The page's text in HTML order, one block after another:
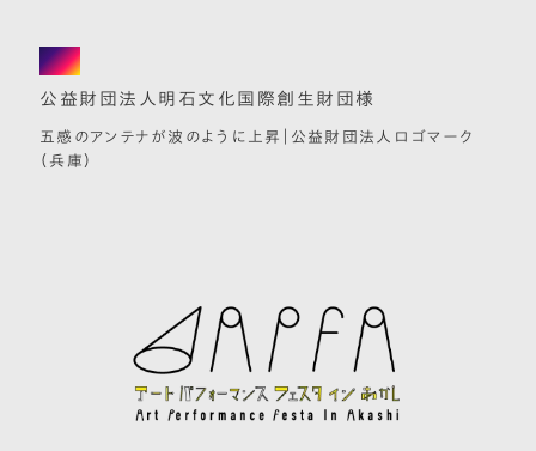
logo
公益財団法人明石文化国際創生財団様
五感のアンテナが波のように上昇｜公益財団法人ロゴマーク
（兵庫）